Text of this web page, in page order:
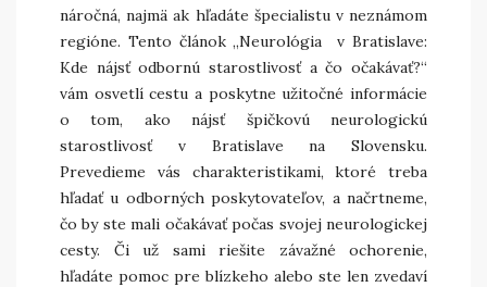
náročná, najmä ak hľadáte špecialistu v neznámom
regióne. Tento článok „Neurológia v Bratislave:
Kde nájsť odbornú starostlivosť a čo očakávať?“
vám osvetlí cestu a poskytne užitočné informácie
o tom, ako nájsť špičkovú neurologickú
starostlivosť v Bratislave na Slovensku.
Prevedieme vás charakteristikami, ktoré treba
hľadať u odborných poskytovateľov, a načrtneme,
čo by ste mali očakávať počas svojej neurologickej
cesty. Či už sami riešite závažné ochorenie,
hľadáte pomoc pre blízkeho alebo ste len zvedaví